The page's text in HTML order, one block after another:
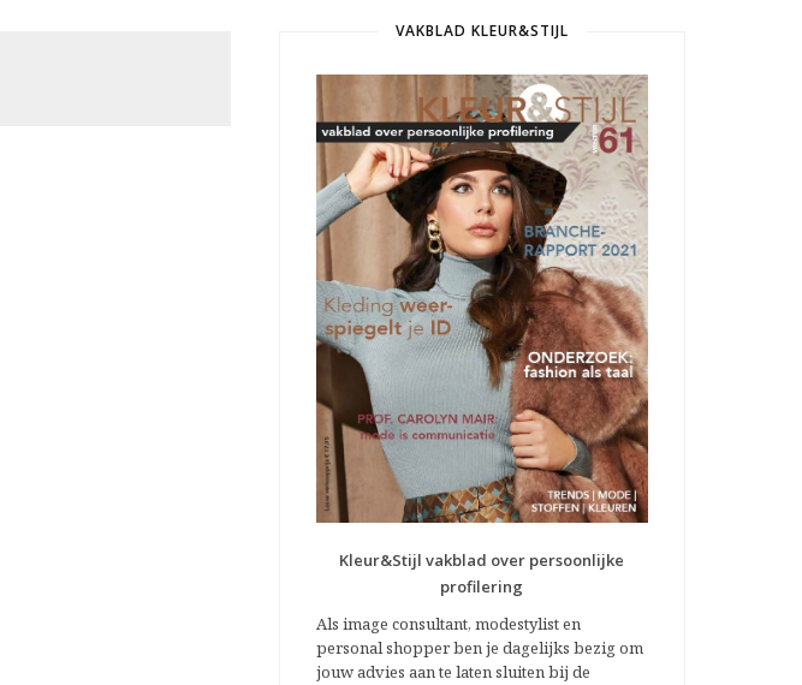
VAKBLAD KLEUR&STIJL
Kleur&Stijl vakblad over persoonlijke
profilering
Als image consultant, modestylist en
personal shopper ben je dagelijks bezig om
jouw advies aan te laten sluiten bij de